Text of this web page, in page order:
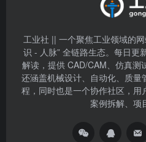
工业社 || 一个聚焦工业领域的
识 - 人脉” 全链路生态。每日更
解读，提供 CAD/CAM、仿真测
还涵盖机械设计、自动化、质
程，同时也是一个协作社区，用
案例拆解、项